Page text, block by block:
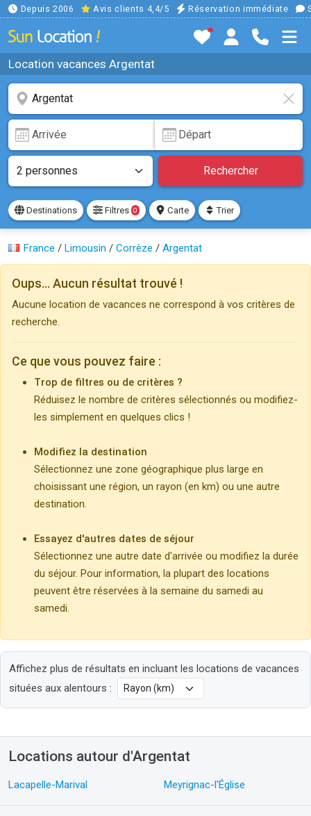
Depuis 2006 Avis clients 4,4/5 Réservation immédiate
Location vacances Argentat
Rechercher
Destinations Filtres 0 Carte Trier
France / Limousin / Corrèze / Argentat
Oups... Aucun résultat trouvé !
Aucune location de vacances ne correspond à vos critères de
recherche.
Ce que vous pouvez faire :
Trop de filtres ou de critères ?
Réduisez le nombre de critères sélectionnés ou modifiez-
les simplement en quelques clics !
Modifiez la destination
Sélectionnez une zone géographique plus large en
choisissant une région, un rayon (en km) ou une autre
destination.
Essayez d'autres dates de séjour
Sélectionnez une autre date d'arrivée ou modifiez la durée
du séjour. Pour information, la plupart des locations
peuvent être réservées à la semaine du samedi au
samedi.
Affichez plus de résultats en incluant les locations de vacances
situées aux alentours :
Locations autour d'Argentat
Lacapelle-Marival Meyrignac-l'Église